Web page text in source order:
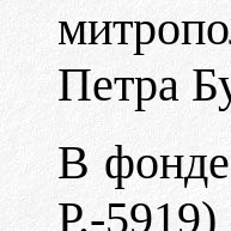
Петра
В фонде
Р.-